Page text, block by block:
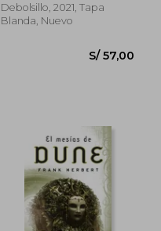
Debolsillo, 2021, Tapa
Blanda, Nuevo